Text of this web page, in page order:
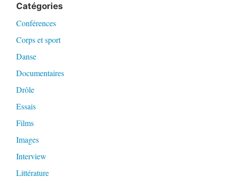
Catégories
Conférences
Corps et sport
Danse
Documentaires
Drôle
Essais
Films
Images
Interview
Littérature